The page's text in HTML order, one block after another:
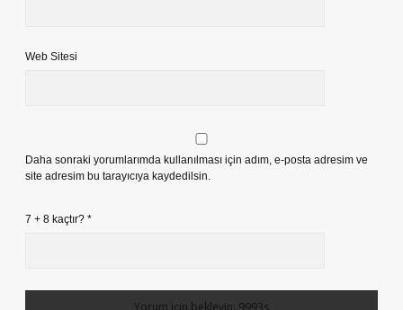
Web Sitesi
Daha sonraki yorumlarımda kullanılması için adım, e-posta adresim ve
site adresim bu tarayıcıya kaydedilsin.
7 + 8 kaçtır? *